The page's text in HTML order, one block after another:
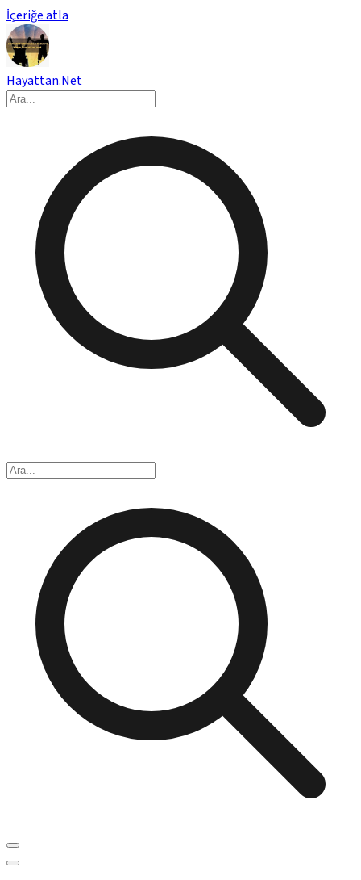
İçeriğe atla
Hayattan.Net